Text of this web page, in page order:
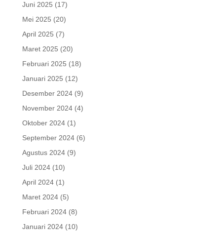
Juni 2025 (17)
Mei 2025 (20)
April 2025 (7)
Maret 2025 (20)
Februari 2025 (18)
Januari 2025 (12)
Desember 2024(9)
November 2024(4)
Oktober 2024(1)
September 2024(6)
Agustus 2024(9)
Juli 2024(10)
April 2024(1)
Maret 2024(5)
Februari 2024(8)
Januari 2024(10)